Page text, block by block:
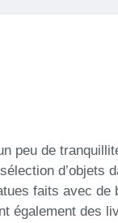
peu de
faits avec de
des